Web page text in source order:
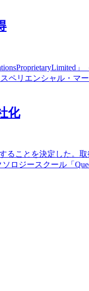
ペリエンシャル・マ
化
ことを決定した。
ジースクール「